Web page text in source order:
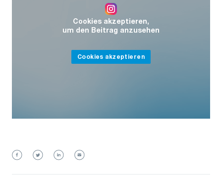
Cookies akzeptieren,
um den Beitrag anzusehen
Cookies akzeptieren